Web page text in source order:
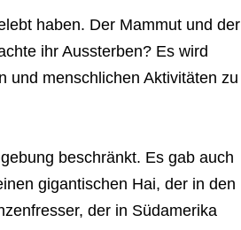
haben. Der Mammut und der
ihr Aussterben? Es wird
und menschlichen Aktivitäten zu
beschränkt. Es gab auch
gigantischen Hai, der in den
der in Südamerika